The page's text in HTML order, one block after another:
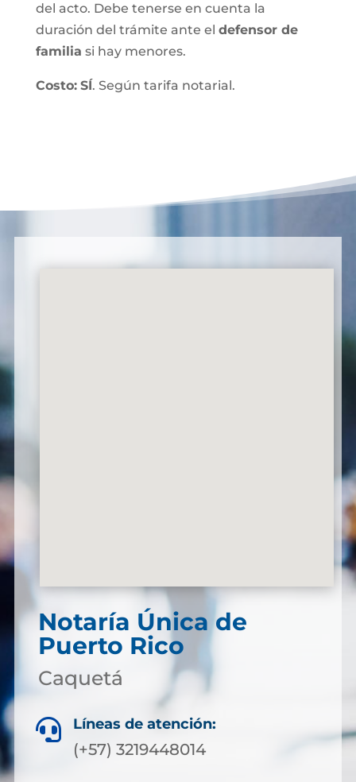
del acto. Debe tenerse en cuenta la
duración del trámite ante el defensor de
familia si hay menores.
Costo: SÍ. Según tarifa notarial.
Notaría Única de
Puerto Rico
Caquetá
 Líneas de atención:
(+57) 3219448014